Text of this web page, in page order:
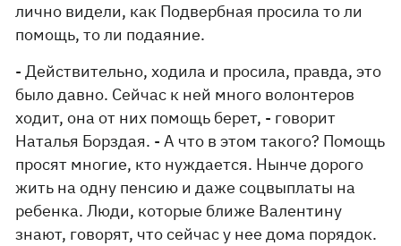
лично видели, как Подвербная просила то ли
помощь, то ли подаяние.
- Действительно, ходила и просила, правда, это
было давно. Сейчас к ней много волонтеров
ходит, она от них помощь берет, - говорит
Наталья Борздая. - А что в этом такого? Помощь
просят многие, кто нуждается. Нынче дорого
жить на одну пенсию и даже соцвыплаты на
ребенка. Люди, которые ближе Валентину
знают, говорят, что сейчас у нее дома порядок.